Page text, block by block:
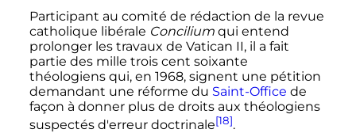
Participant au comité de rédaction de la revue
catholique libérale Conciliumqui entend
prolonger les travaux de Vatican II, il a fait
partie des mille trois cent soixante
théologiens qui, en 1968, signent une pétition
demandant une réforme du Saint-Office de
façon à donner plus de droits aux théologiens
suspectés d'erreur doctrinale[18].